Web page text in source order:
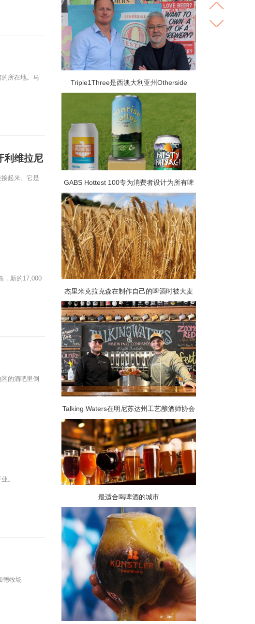
所在地。马
利维拉尼
起来。它是
，新的17,000
的酒吧里倒
。
德牧场
Triple1Three是西澳大利亚州Otherside
Brewing Co的母公司 是越来越多进行众包融
资轮次的啤酒厂中的最新一家
GABS Hottest 100专为消费者设计为所有啤
酒爱好者提供了庆祝他们最喜欢的啤酒的机
会
杰里米克拉克森在制作自己的啤酒时被大麦
加价吓坏了
Talking Waters在明尼苏达州工艺酿酒师协会
的酿酒师杯上获得两枚奖牌
最适合喝啤酒的城市